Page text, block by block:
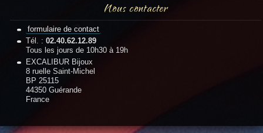
Nous contacter
formulaire de contact
Tél. : 02.40.62.12.89
Tous les jours de 10h30 à 19h
EXCALIBUR Bijoux
8 ruelle Saint-Michel
BP 25115
44350 Guérande
France